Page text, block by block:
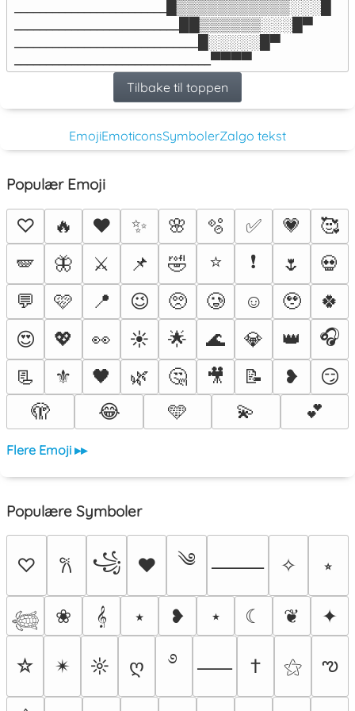
________________________█▒▒▒▒▒▒▒▒▒▒▒░░░█
__________________________██▒▒▒▒▒▒░░░█▀
_____________________________█░░░░░█▀
_______________________________▀▀▀▀
Tilbake til toppen
EmojiEmoticonsSymbolerZalgo tekst
Populær Emoji
♡ 🔥 ❤️ ✨ 🌸 🫧 ✅ 💗
🥰
🪽
🦋 ⚔️ 📌 🤣 ⭐ ❗ 🌷
💀
💬
🩷 📍 😉 🥺 🥲 ☺️ 🥹
🍀
😍
💖 👀 ☀️ 🌟 🌊 💎 👑
🎧
📃
⚜️ 🖤 🌿 🤔 🎥 📝 ❥
😏
🫣
😂 🩵 💫 💕
Flere Emoji ▸▸
Populære Symboler
♡ 𐙚 ꧁ ♥ ༄ ⸻ ✧ ⭒
𓆉 ❀ 𝄞 ⭑ ❥ ⋆ ☾ ❦ ✦
☆ ✴︎ ☼ ღ ࿔ ⸺ † ⚝ ఌ